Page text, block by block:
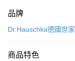
信用卡一次付款
3 期 0 利率 每期
品牌
Dr.Hauschka德國世家
商品特色